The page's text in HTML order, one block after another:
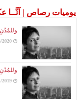
رصاص | آنَّــا
وللمُدُنِ
31/03/2020
وللمُدُنِ
03/11/2019